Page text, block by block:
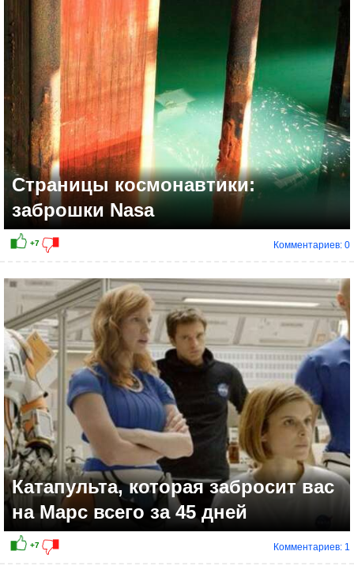
+25
Страницы космонавтики:
заброшки Nasa
Комментариев: 0
Катапульта, которая забросит вас
на Марс всего за 45 дней
Комментариев: 1